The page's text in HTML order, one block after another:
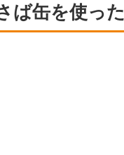
ば缶を使っ